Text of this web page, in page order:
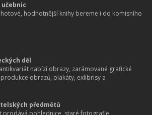
hodnotnější knihy bereme i do komisního
děl
nabízí obrazy, zarámované grafické
obrazů, plakáty, exlibrisy a
předmětů
prodává pohlednice, staré fotografie,